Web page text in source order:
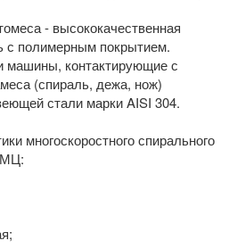
- высококачественная
с полимерным покрытием.
машины, контактирующие с
(спираль, дежа, нож)
стали марки AISI 304.
многоскоростного спирального